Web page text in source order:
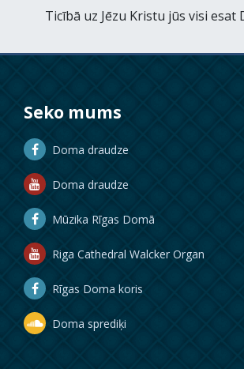
Ticībā uz Jēzu Kristu jūs visi esat
Seko mums
Doma draudze
Doma draudze
Mūzika Rīgas Domā
Riga Cathedral Walcker Organ
Rīgas Doma koris
Doma sprediķi